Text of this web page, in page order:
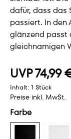
dafür, dass das
passiert. In den
glänzend passt
gleichnamigen
UVP 74,99
Inhalt: 1 Stück
Preise inkl. MwSt.
Farbe